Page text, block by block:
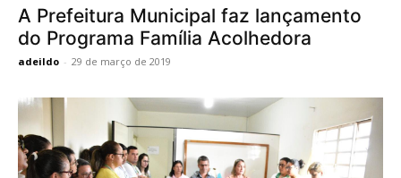
A Prefeitura Municipal faz lançamento
do Programa Família Acolhedora
adeildo - 29 de março de 2019